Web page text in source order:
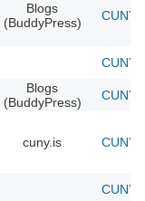
Blogs
(BuddyPress)
CUNY
CUNY
Blogs
(BuddyPress)
CUNY
cuny.is CUNY
CUNY